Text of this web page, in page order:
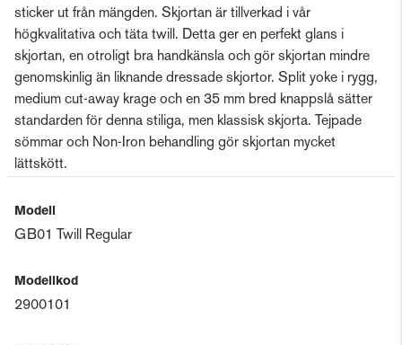
sticker ut från mängden. Skjortan är tillverkad i vår
högkvalitativa och täta twill. Detta ger en perfekt glans i
skjortan, en otroligt bra handkänsla och gör skjortan mindre
genomskinlig än liknande dressade skjortor. Split yoke i rygg,
medium cut-away krage och en 35 mm bred knappslå sätter
standarden för denna stiliga, men klassisk skjorta. Tejpade
sömmar och Non-Iron behandling gör skjortan mycket
lättskött.
Modell
GB01 Twill Regular
Modellkod
2900101